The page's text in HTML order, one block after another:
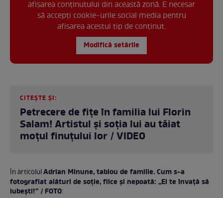
afișarea conținutului din această zonă. E necesar
să accepți cookie-urile social media pentru
afisarea acestui tip de conținut.
Modifică setările
CITEȘTE ȘI:
Petrecere de fițe în familia lui Florin
Salam! Artistul și soția lui au tăiat
moțul finuțului lor / VIDEO
În articolulAdrian Minune, tablou de familie. Cum s-a
fotografiat alături de soție, fiice și nepoată: „Ei te învață să
iubești!” / FOTO: